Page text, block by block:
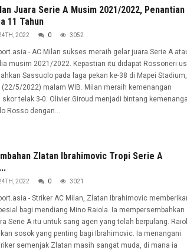
Juara Serie A Musim 2021/2022, Penantian
11 Tahun
2022 0 3052
- AC Milan sukses meraih gelar juara Serie A
musim 2021/2022. Kepastian itu didapat Rossoneri
Sassuolo pada laga pekan ke-38 di Mapei Stadium,
(22/5/2022) malam WIB. Milan meraih kemenangan
skor telak 3-0. Olivier Giroud menjadi bintang
Rosso dengan...
Zlatan Ibrahimovic Tropi Serie A
2022 0 3021
- Striker AC Milan, Zlatan Ibrahimovic
bagi mendiang Mino Raiola. Ia mempersembahkan
Serie A itu untuk sang agen yang telah berpulang.
sosok yang penting bagi Ibrahimovic. Ia menangani
semenjak Zlatan masih sangat muda, di mana ia